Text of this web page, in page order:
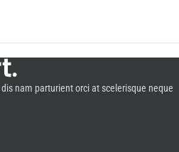
nam parturient orci at scelerisque neque